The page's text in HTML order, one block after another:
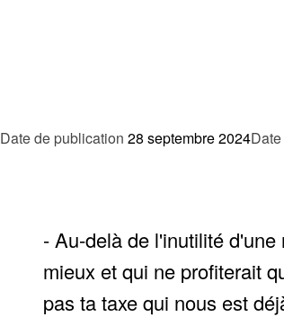
Date de publication 28 septembre 2024
- Au-delà de l'inutilité
mieux et qui ne profiterait
pas ta taxe qui nous est